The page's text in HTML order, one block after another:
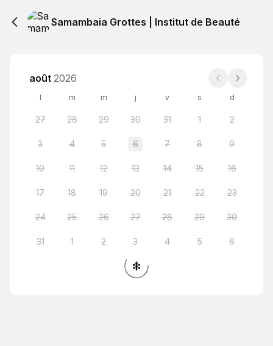
Samambaia Grottes | Institut de Beauté
août 2026
l m m j v s d
27 28 29 30 31 1 2
3 4 5 6 7 8 9
10 11 12 13 14 15 16
17 18 19 20 21 22 23
24 25 26 27 28 29 30
31 1 2 3 4 5 6